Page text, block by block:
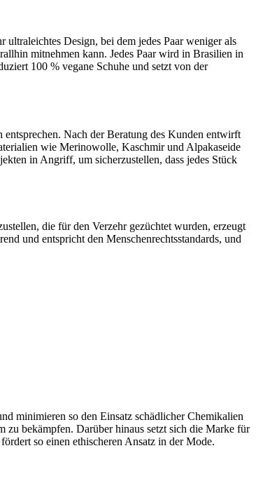
Design, bei dem jedes Paar weniger als
mitnehmen kann. Jedes Paar wird in Brasilien in
100 % vegane Schuhe und setzt von der
Nach der Beratung des Kunden entwirft
wie Merinowolle, Kaschmir und Alpakaseide
in Angriff, um sicherzustellen, dass jedes Stück
die für den Verzehr gezüchtet wurden, erzeugt
und entspricht den Menschenrechtsstandards, und
minimieren so den Einsatz schädlicher Chemikalien
zu bekämpfen. Darüber hinaus setzt sich die Marke für
so einen ethischeren Ansatz in der Mode.